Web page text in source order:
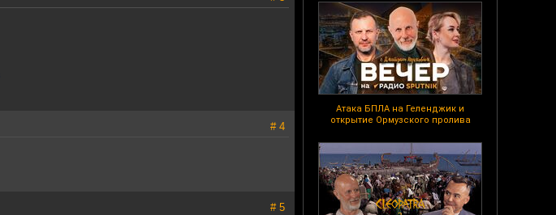
Атака БПЛА на Геленджик и
открытие Ормузского пролива
# 4
# 5